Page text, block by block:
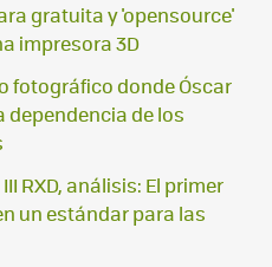
gratuita y 'opensource'
impresora 3D
fotográfico donde Óscar
dependencia de los
RXD, análisis: El primer
un estándar para las